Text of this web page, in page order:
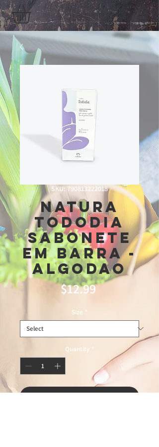
SKU: 790813222018
Natura
tododia
Sabonete
em Barra -
Algodao
$12.99Price
Size *
Quantity *